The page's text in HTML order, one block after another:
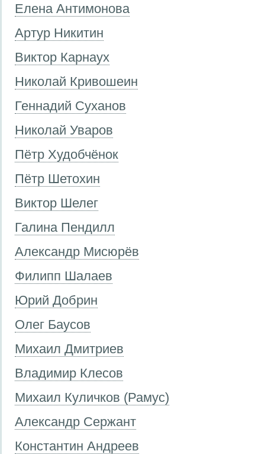
Елена Антимонова
Артур Никитин
Виктор Карнаух
Николай Кривошеин
Геннадий Суханов
Николай Уваров
Пётр Худобчёнок
Пётр Шетохин
Виктор Шелег
Галина Пендилл
Александр Мисюрёв
Филипп Шалаев
Юрий Добрин
Олег Баусов
Михаил Дмитриев
Владимир Клесов
Михаил Куличков (Рамус)
Александр Сержант
Константин Андреев